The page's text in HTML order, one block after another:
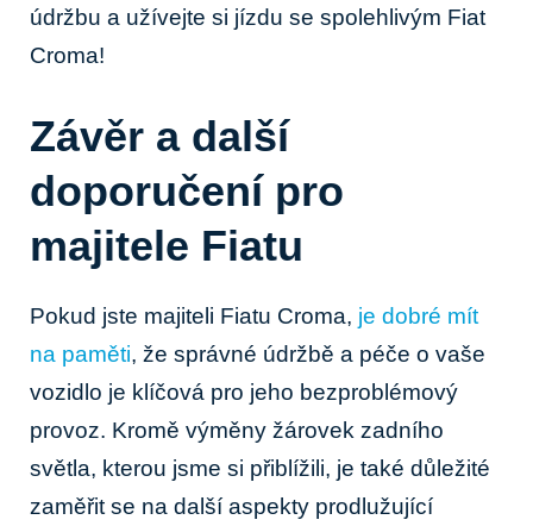
údržbu a užívejte si jízdu se spolehlivým ⁣Fiat​
Croma!
Závěr a⁣ další
doporučení pro
majitele Fiatu
Pokud jste majiteli Fiatu Croma, je dobré mít
na paměti, že správné údržbě​ a péče o vaše
vozidlo je klíčová pro​ jeho bezproblémový
provoz. Kromě výměny‍ žárovek zadního
světla, kterou jsme si přiblížili,⁣ je také důležité
zaměřit⁣ se na další aspekty prodlužující